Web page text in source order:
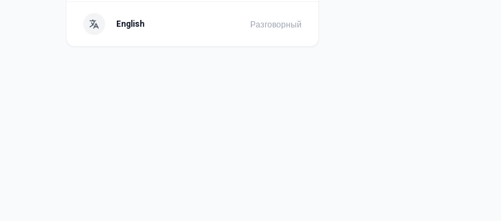
English Разговорный